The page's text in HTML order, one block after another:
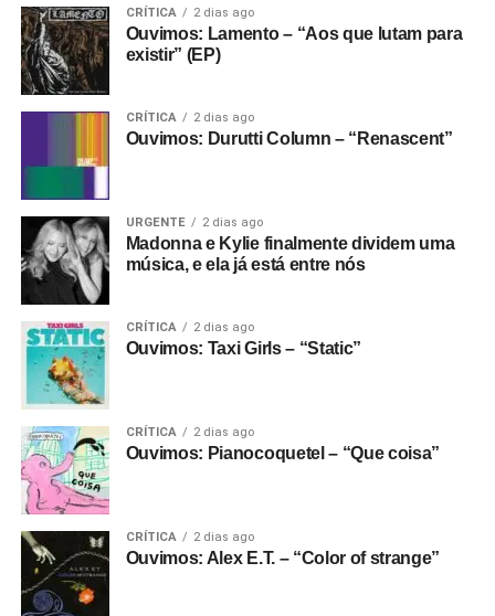
Fantasma funcionando todo dia.
E se ainda não assinou, dá tempo:
assine a
newsletter
mail.
CRÍTICA 2 dias ago
Ouvimos: Lamento – “Aos que lutam para
existir” (EP)
CRÍTICA 2 dias ago
Ouvimos: Durutti Column – “Renascent”
URGENTE 2 dias ago
Madonna e Kylie finalmente dividem uma
música, e ela já está entre nós
CRÍTICA 2 dias ago
Ouvimos: Taxi Girls – “Static”
CRÍTICA 2 dias ago
Ouvimos: Pianocoquetel – “Que coisa”
CRÍTICA 2 dias ago
Ouvimos: Alex E.T. – “Color of strange”